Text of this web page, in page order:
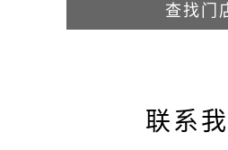
查找门
联系